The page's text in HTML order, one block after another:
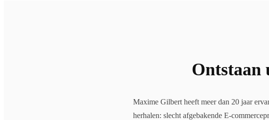
Ontstaan
Maxime Gilbert heeft meer dan 20 jaar
herhalen: slecht afgebakende E-